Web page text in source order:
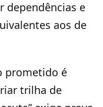
dependências e
aos de
prometido é
trilha de